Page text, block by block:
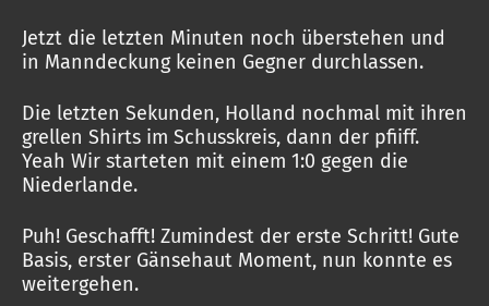
Jetzt die letzten Minuten noch überstehen und
in Manndeckung keinen Gegner durchlassen.
Die letzten Sekunden, Holland nochmal mit ihren
grellen Shirts im Schusskreis, dann der pfiiff.
Yeah Wir starteten mit einem 1:0 gegen die
Niederlande.
Puh! Geschafft! Zumindest der erste Schritt! Gute
Basis, erster Gänsehaut Moment, nun konnte es
weitergehen.